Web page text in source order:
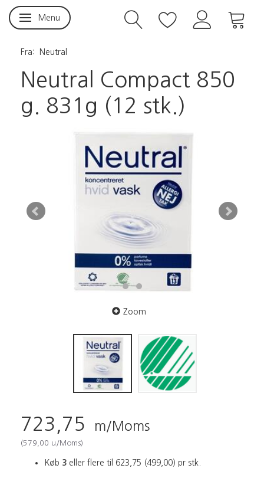
Skifte navigation
Menu
Fra: Neutral
Neutral Compact 850
g. 831g (12 stk.)
Zoom
723,75 m/Moms
(579,00 u/Moms)
Køb 3 eller flere til 623,75 (499,00) pr stk.